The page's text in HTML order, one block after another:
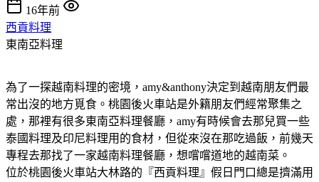
16年前
西貢料理
東南亞料理
為了一探越南料理的密境，amy&anthony決定到越南朋友們最
常出沒的地方覓食。桃園後火車站是外籍朋友們經常聚集之
處，那裡有很多東南亞料理餐廳，amy有時候會去那兒買一些
泰國料理及印尼料理用的食材，但從來沒在那吃過飯，前幾天
專程去那找了一家越南料理餐廳，想嚐嚐道地的越南菜。
位於桃園後火車站大林路的『西貢料理』假日門口總是擠滿用